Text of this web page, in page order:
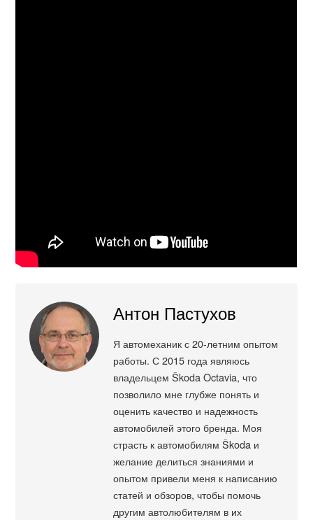
Антон Пастухов
Я автомеханик с 20-летним опытом
работы. С 2015 года являюсь
владельцем Škoda Octavia, что
позволило мне глубже понять и
оценить качество и надежность
автомобилей этого бренда. Моя
страсть к автомобилям Škoda и
желание делиться знаниями и
опытом привели меня к написанию
статей и обзоров, чтобы помочь
другим автолюбителям в их